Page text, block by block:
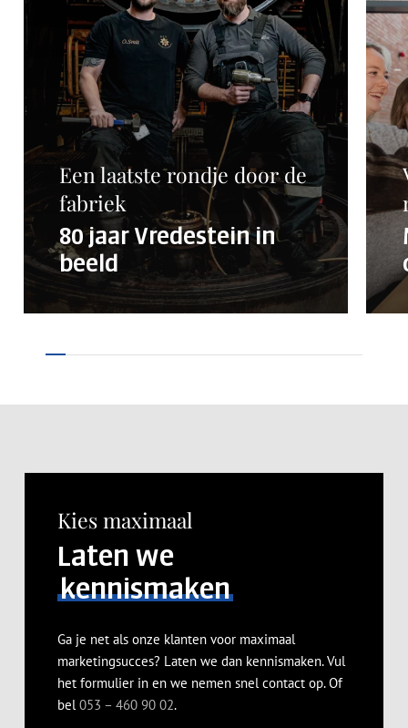
Geen producten in de
winkelwagen.
Ga Naar Winkel
Een laatste rondje door de
fabriek
80 jaar Vredestein in
beeld
Kies maximaal
Laten we
kennismaken
Ga je net als onze klanten voor maximaal
marketingsucces? Laten we dan kennismaken. Vul
het formulier in en we nemen snel contact op. Of
bel 053 – 460 90 02.